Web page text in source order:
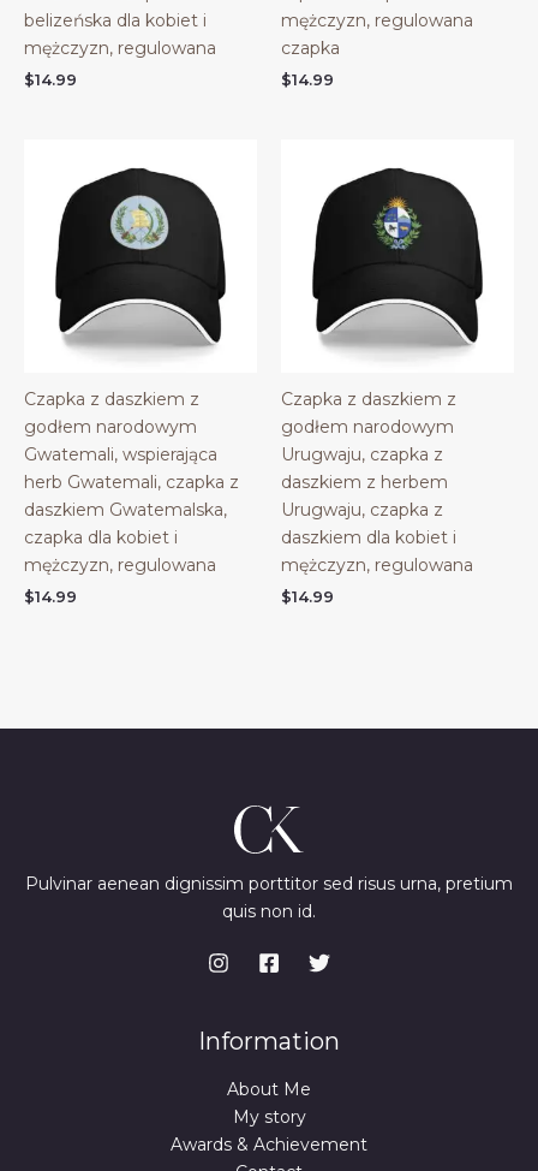
belizeńska dla kobiet i
mężczyzn, regulowana
$14.99
mężczyzn, regulowana
czapka
$14.99
Czapka z daszkiem z
godłem narodowym
Gwatemali, wspierająca
herb Gwatemali, czapka z
daszkiem Gwatemalska,
czapka dla kobiet i
mężczyzn, regulowana
$14.99
Czapka z daszkiem z
godłem narodowym
Urugwaju, czapka z
daszkiem z herbem
Urugwaju, czapka z
daszkiem dla kobiet i
mężczyzn, regulowana
$14.99
Pulvinar aenean dignissim porttitor sed risus urna, pretium
quis non id.
Information
About Me
My story
Awards & Achievement